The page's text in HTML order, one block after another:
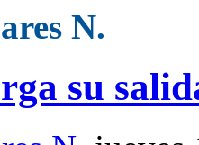
N.
su